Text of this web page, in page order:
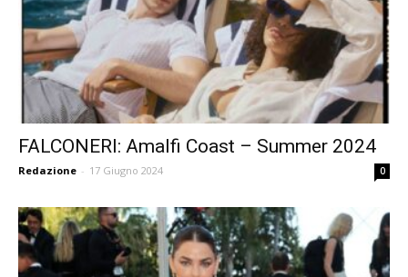
FALCONERI: Amalfi Coast – Summer 2024
Redazione - 17 Giugno 2024 0